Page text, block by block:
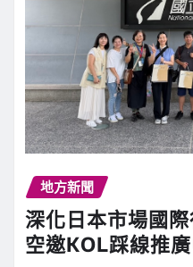
地方新聞
深化日本市場國
空邀KOL踩線推